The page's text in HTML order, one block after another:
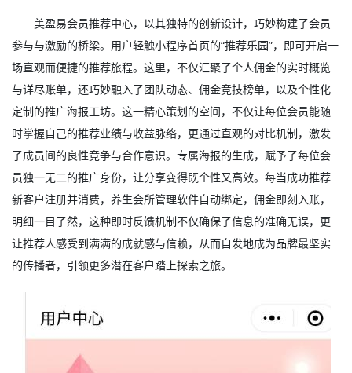
美盈易会员推荐中心，以其独特的创新设计，巧妙构建了会员
参与与激励的桥梁。用户轻触小程序首页的“推荐乐园”，即可开启一
场直观而便捷的推荐旅程。这里，不仅汇聚了个人佣金的实时概览
与详尽账单，还巧妙融入了团队动态、佣金竞技榜单，以及个性化
定制的推广海报工坊。这一精心策划的空间，不仅让每位会员能随
时掌握自己的推荐业绩与收益脉络，更通过直观的对比机制，激发
了成员间的良性竞争与合作意识。专属海报的生成，赋予了每位会
员独一无二的推广身份，让分享变得既个性又高效。每当成功推荐
新客户注册并消费，养生会所管理软件自动绑定，佣金即刻入账，
明细一目了然，这种即时反馈机制不仅确保了信息的准确无误，更
让推荐人感受到满满的成就感与信赖，从而自发地成为品牌最坚实
的传播者，引领更多潜在客户踏上探索之旅。